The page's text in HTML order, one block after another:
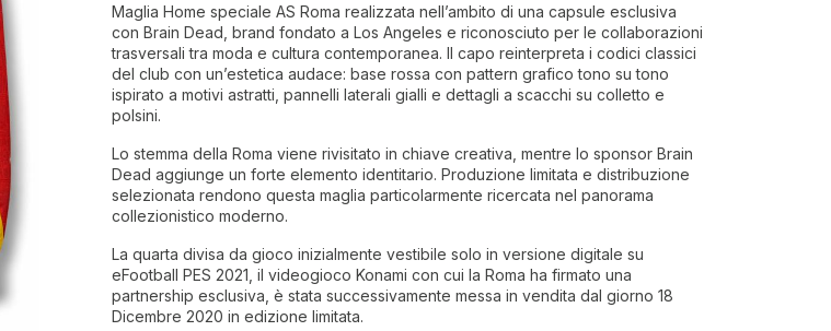
Maglia Home speciale AS Roma realizzata nell’ambito di una capsule esclusiva
con Brain Dead, brand fondato a Los Angeles e riconosciuto per le collaborazioni
trasversali tra moda e cultura contemporanea. Il capo reinterpreta i codici classici
del club con un’estetica audace: base rossa con pattern grafico tono su tono
ispirato a motivi astratti, pannelli laterali gialli e dettagli a scacchi su colletto e
polsini.
Lo stemma della Roma viene rivisitato in chiave creativa, mentre lo sponsor Brain
Dead aggiunge un forte elemento identitario. Produzione limitata e distribuzione
selezionata rendono questa maglia particolarmente ricercata nel panorama
collezionistico moderno.
La quarta divisa da gioco inizialmente vestibile solo in versione digitale su
eFootball PES 2021, il videogioco Konami con cui la Roma ha firmato una
partnership esclusiva, è stata successivamente messa in vendita dal giorno 18
Dicembre 2020 in edizione limitata.